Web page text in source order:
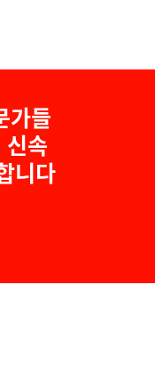
가들
속
니다